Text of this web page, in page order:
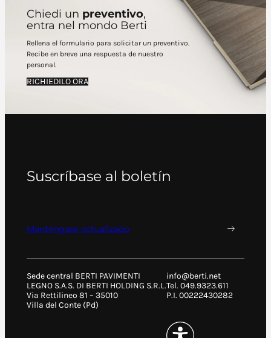
Chiedi un preventivo,
entra nel mondo Berti
Rellena el formulario para solicitar un preventivo.
Recibe en breve una respuesta de nuestro
personal.
RICHIEDILO ORA
Suscríbase al boletín
Manténgase actualizado
Sede central BERTI PAVIMENTI
LEGNO S.A.S. DI BERTI HOLDING S.R.L.
Via Rettilineo 81 – 35010
Villa del Conte (Pd)
info@berti.net
Tel. 049.9323.611
P.I. 00222430282